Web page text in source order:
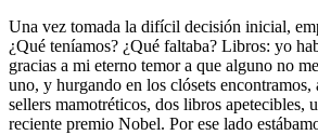
Una vez tomada la difícil decisión inicial,
¿Qué teníamos? ¿Qué faltaba? Libros: yo
gracias a mi eterno temor a que alguno no
uno, y hurgando en los clósets encontramos,
sellers mamotréticos, dos libros apetecibles,
reciente premio Nobel. Por ese lado